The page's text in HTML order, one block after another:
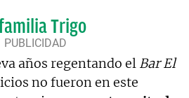
Trigo
años regentando el Bar El
no fueron en este